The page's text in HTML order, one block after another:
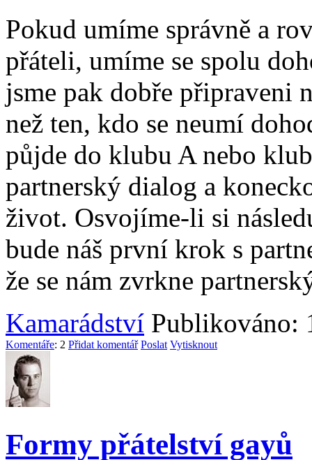
Pokud umíme správně a
přáteli, umíme se spolu
jsme pak dobře připraveni
než ten, kdo se neumí
půjde do klubu A nebo
partnerský dialog a
život. Osvojíme-li si
bude náš první krok s
že se nám zvrkne
Kamarádství Publikováno:
Komentáře: 2 Přidat komentář Poslat Vytisknout
Formy přátelství gayů